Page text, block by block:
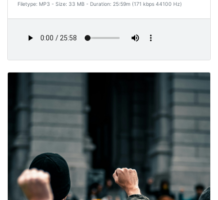
Filetype: MP3 - Size: 33 MB - Duration: 25:59m (171 kbps 44100 Hz)